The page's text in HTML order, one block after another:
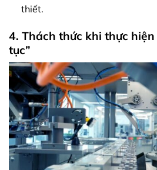
thiết.
4. Thách thức khi thực
tục”